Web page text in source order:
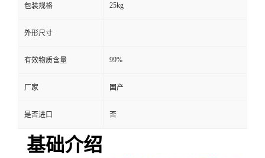
包装规格 25kg
外形尺寸
有效物质含量 99%
厂家 国产
是否进口 否
基础介绍